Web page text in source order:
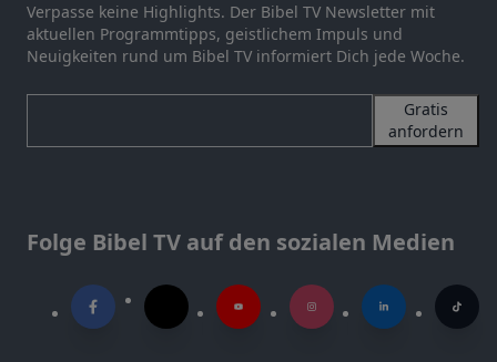
Verpasse keine Highlights. Der Bibel TV Newsletter mit
aktuellen Programmtipps, geistlichem Impuls und
Neuigkeiten rund um Bibel TV informiert Dich jede Woche.
Gratis
anfordern
Folge Bibel TV auf den sozialen Medien